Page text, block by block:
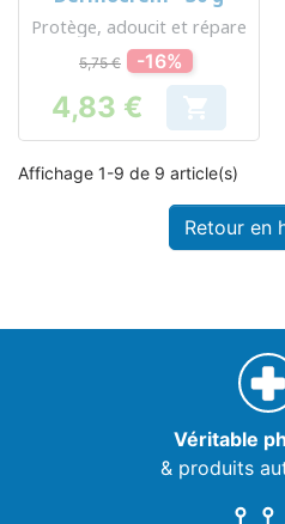
Protège, adoucit et répare
5,75 € -16%
Prix
4,83 € 
Affichage 1-9 de 9 article(s)
Retour en
Véritable
& produits